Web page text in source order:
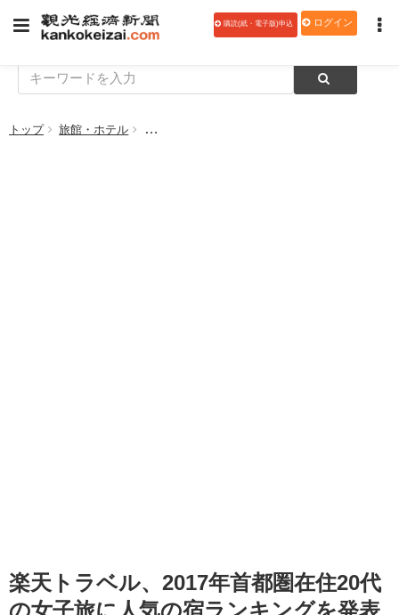
購読(紙・電子版)申込 ログイン
トップ 旅館・ホテル 楽天トラベル、2017年首都圏在住20代の女子
楽天トラベル、2017年首都圏在住20代